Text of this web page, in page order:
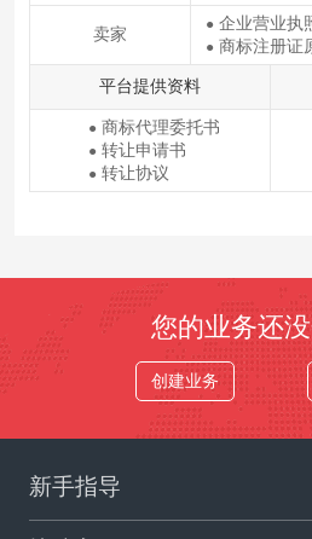
卖家 ●企业营业执
●商标注册证
平台提供资料
●商标代理委托书
●转让申请书
●转让协议
您的业务还
创建业务
新手指导